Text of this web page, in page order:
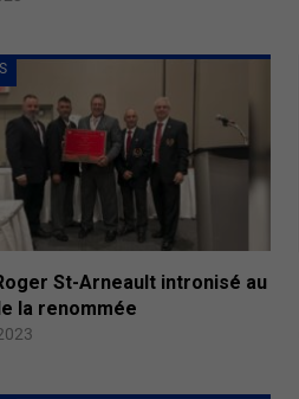
St-Arneault intronisé au
la renommée